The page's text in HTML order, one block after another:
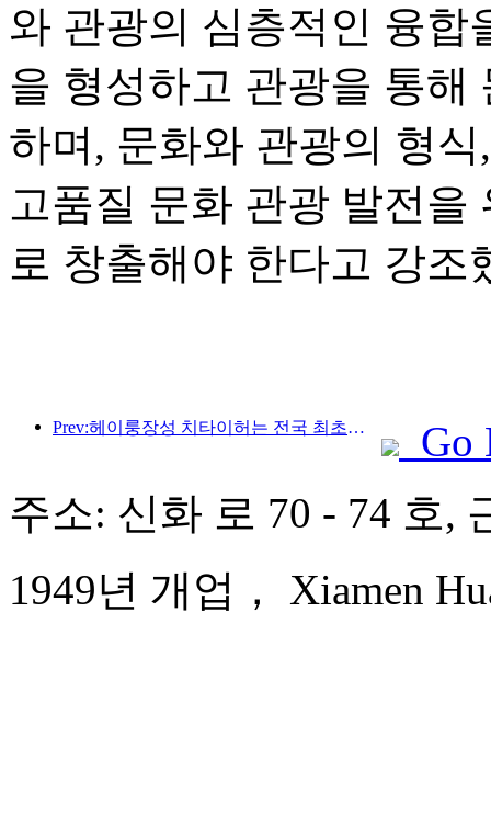
와 관광의 심층적인 융합
을 형성하고 관광을 통해
하며, 문화와 관광의 형
고품질 문화 관광 발전
로 창출해야 한다고 강조
Prev:헤이룽장성 치타이허는 전국 최초로 빙설산업 조례를 발표해 AI와 빙설 스포츠의 융합을 장려했습니다.
Go
주소: 신화 로 70 - 74 호,
1949년 개업， Xiamen